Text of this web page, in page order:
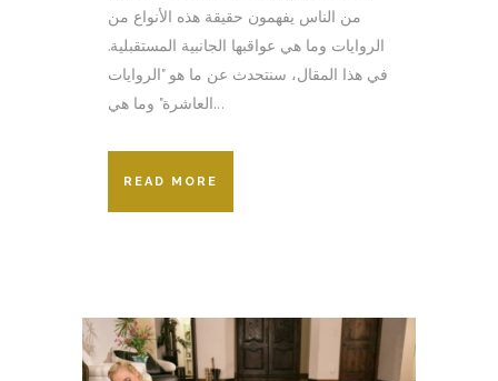
من الناس يفهمون حقيقة هذه الأنواع من
الروايات وما هي عواقبها الجانبية المستقبلية.
في هذا المقال، سنتحدث عن ما هو "الروايات
العاشرة" وما هي...
READ MORE